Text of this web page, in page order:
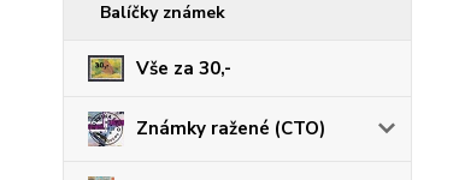
Balíčky známek
Vše za 30,-
Známky ražené (CTO)